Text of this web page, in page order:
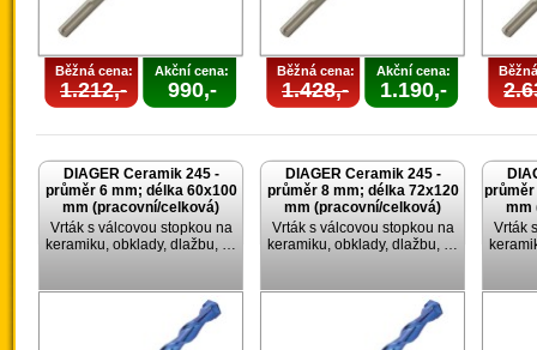
Běžná cena:
1.212,-
Akční cena:
990,-
Běžná cena:
1.428,-
Akční cena:
1.190,-
DIAGER Ceramik 245 -
průměr 6 mm; délka 60x100
mm (pracovní/celková)
Vrták s válcovou stopkou na
keramiku, obklady, dlažbu, …
DIAGER Ceramik 245 -
průměr 8 mm; délka 72x120
mm (pracovní/celková)
Vrták s válcovou stopkou na
keramiku, obklady, dlažbu, …
průměr
mm
Vrták